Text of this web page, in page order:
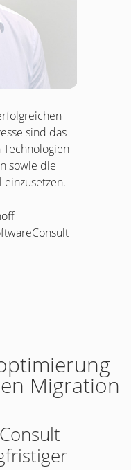
sind das
sowie die
einzusetzen.
Migration